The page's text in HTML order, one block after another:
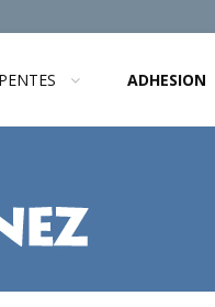
ADHESION